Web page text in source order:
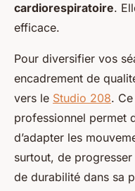
cardiorespiratoire.
efficace.
Pour diversifier vos
encadrement de
vers le Studio 208.
professionnel permet
d’adapter les
surtout, de progresser
de durabilité dans sa